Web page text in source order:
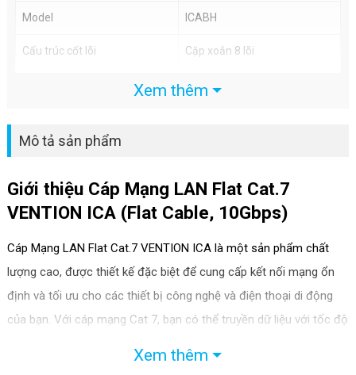
Model ICABH
Cấu trúc cốt lõi Cặp xoắn 8 lõi
10Gbps
Cấu tạo
Chất liệu PVC
Màu Đen+Tím
Tiết diện dây 30 AGW
Xem thêm
Mô tả sản phẩm
Giới thiệu Cáp Mạng LAN Flat Cat.7
VENTION ICA (Flat Cable, 10Gbps)
Cáp Mạng LAN Flat Cat.7 VENTION ICA là một sản phẩm chất
lượng cao, được thiết kế đặc biệt để cung cấp kết nối mạng ổn
định và tối ưu cho các thiết bị công nghệ và điện thoại di động
của bạn. Với cáp mạng Cat 7, bạn có thể truyền dữ liệu với tốc độ
Xem thêm